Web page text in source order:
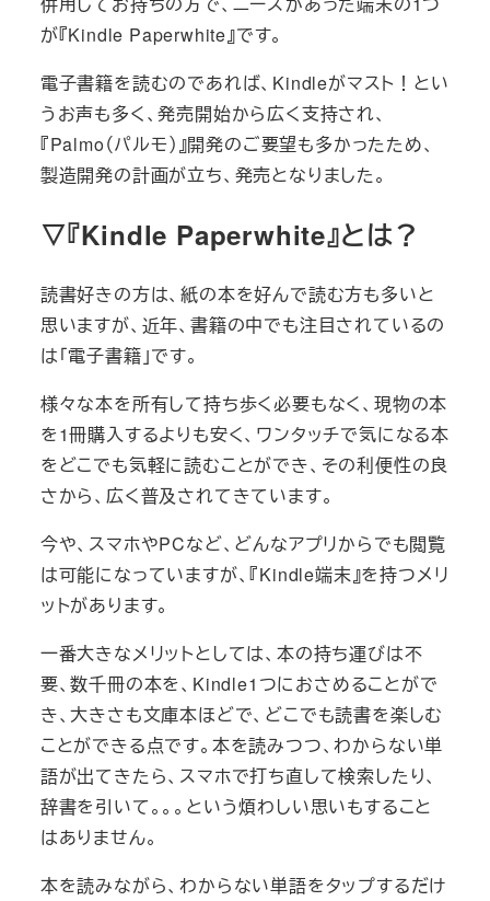
が『Kindle Paperwhite』です。
電子書籍を読むのであれば、Kindleがマスト！とい
うお声も多く、発売開始から広く支持され、
『Palmo（パルモ）』開発のご要望も多かったため、
製造開発の計画が立ち、発売となりました。
▽『Kindle Paperwhite』とは？
読書好きの方は、紙の本を好んで読む方も多いと
思いますが、近年、書籍の中でも注目されているの
は「電子書籍」です。
様々な本を所有して持ち歩く必要もなく、現物の本
を1冊購入するよりも安く、ワンタッチで気になる本
をどこでも気軽に読むことができ、その利便性の良
さから、広く普及されてきています。
今や、スマホやPCなど、どんなアプリからでも閲覧
は可能になっていますが、『Kindle端末』を持つメリ
ットがあります。
一番大きなメリットとしては、本の持ち運びは不
要、数千冊の本を、Kindle1つにおさめることがで
き、大きさも文庫本ほどで、どこでも読書を楽しむ
ことができる点です。本を読みつつ、わからない単
語が出てきたら、スマホで打ち直して検索したり、
辞書を引いて。。。という煩わしい思いもすること
はありません。
本を読みながら、わからない単語をタップするだけ